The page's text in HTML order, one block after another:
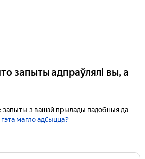
запыты адпраўлялі вы, а
запыты з вашай прылады падобныя да
магло адбыцца?